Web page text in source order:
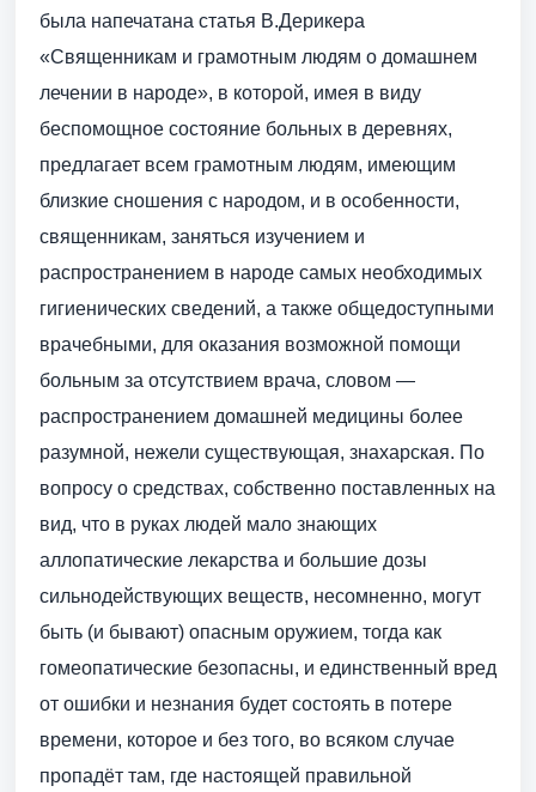
была напечатана статья В.Дерикера
«Священникам и грамотным людям о домашнем
лечении в народе», в которой, имея в виду
беспомощное состояние больных в деревнях,
предлагает всем грамотным людям, имеющим
близкие сношения с народом, и в особенности,
священникам, заняться изучением и
распространением в народе самых необходимых
гигиенических сведений, а также общедоступными
врачебными, для оказания возможной помощи
больным за отсутствием врача, словом —
распространением домашней медицины более
разумной, нежели существующая, знахарская. По
вопросу о средствах, собственно поставленных на
вид, что в руках людей мало знающих
аллопатические лекарства и большие дозы
сильнодействующих веществ, несомненно, могут
быть (и бывают) опасным оружием, тогда как
гомеопатические безопасны, и единственный вред
от ошибки и незнания будет состоять в потере
времени, которое и без того, во всяком случае
пропадёт там, где настоящей правильной